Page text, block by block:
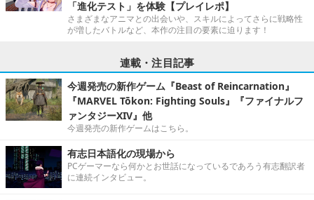
「進化テスト」を体験【プレイレポ】
さまざまなアニマとの出会いや、スキルによってさらに戦略性
が増したバトルなど、本作の注目の要素に迫ります！
連載・注目記事
今週発売の新作ゲーム『Beast of Reincarnation』
『MARVEL Tōkon: Fighting Souls』『ファイナルフ
ァンタジーXIV』他
今週発売の新作ゲームはこちら。
有志日本語化の現場から
PCゲーマーなら何かとお世話になっているであろう有志翻訳者
に連続インタビュー。